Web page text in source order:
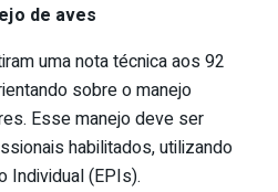
de aves
uma nota técnica aos 92
sobre o manejo
Esse manejo deve ser
habilitados, utilizando
Individual (EPIs).